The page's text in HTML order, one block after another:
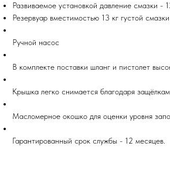
Развиваемое установкой давление смазки -
Резервуар вместимостью 13 кг густой смазки
Ручной насос
В комплекте поставки шланг и пистолет
Крышка легко снимается благодаря защёлкам
Масломерное окошко для оценки уровня
Гарантированный срок службы - 12 месяцев.